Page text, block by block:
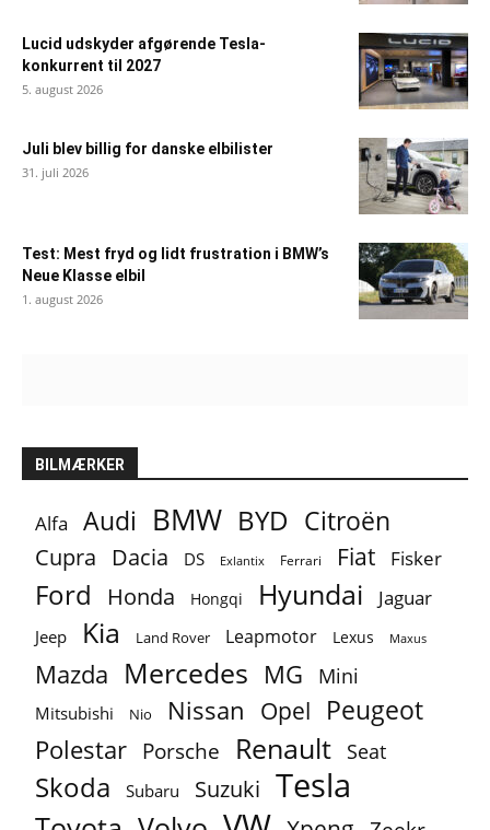
Lucid udskyder afgørende Tesla-
konkurrent til 2027
5. august 2026
Juli blev billig for danske elbilister
31. juli 2026
Test: Mest fryd og lidt frustration i BMW’s
Neue Klasse elbil
1. august 2026
BILMÆRKER
Alfa Audi BMW BYD Citroën
Cupra Dacia DS Exlantix Ferrari Fiat Fisker
Ford Honda Hongqi Hyundai Jaguar
Jeep Kia Land Rover Leapmotor Lexus Maxus
Mazda Mercedes MG Mini
Mitsubishi Nio Nissan Opel Peugeot
Polestar Porsche Renault Seat
Skoda Subaru Suzuki Tesla